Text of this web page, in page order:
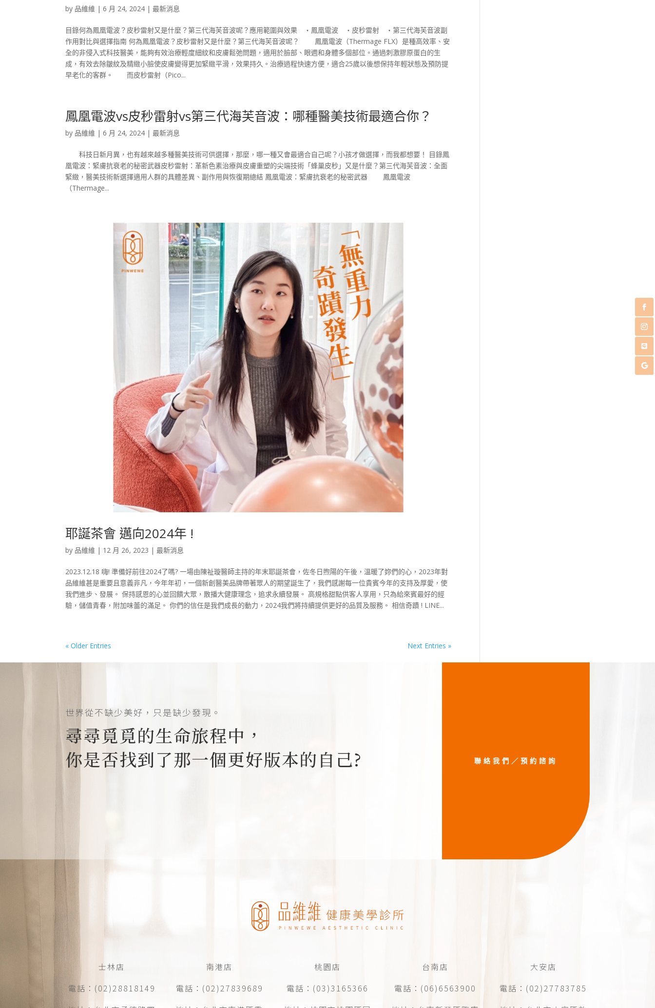
by 品維維 |6 月 24, 2024 |最新消息
目錄何為鳳凰電波？皮秒雷射又是什麼？第三代海芙音波呢？應用範圍與效果 ‧鳳凰電波 ‧皮秒雷射 ‧第三代海芙音波副
作用對比與選擇指南 何為鳳凰電波？皮秒雷射又是什麼？第三代海芙音波呢？ 鳳凰電波（Thermage FLX）是種高效率、安
全的非侵入式科技醫美，能夠有效治療輕度細紋和皮膚鬆弛問題，適用於臉部、眼週和身體多個部位。通過刺激膠原蛋白的生
成，有效去除皺紋及精緻小臉使皮膚變得更加緊緻平滑，效果持久。治療過程快速方便，適合25歲以後想保持年輕狀態及預防提
早老化的客群。 而皮秒雷射（Pico...
鳳凰電波vs皮秒雷射vs第三代海芙音波：哪種醫美技術最適合你？
by 品維維 |6 月 24, 2024 |最新消息
科技日新月異，也有越來越多種醫美技術可供選擇，那麼，哪一種又會最適合自己呢？小孩才做選擇，而我都想要！ 目錄鳳
凰電波：緊膚抗衰老的秘密武器皮秒雷射：革新色素治療與皮膚重塑的尖端技術「蜂巢皮秒」又是什麼？第三代海芙音波：全面
緊緻，醫美技術新選擇適用人群的具體差異、副作用與恢復期總結 鳳凰電波：緊膚抗衰老的秘密武器 鳳凰電波
（Thermage...
耶誕茶會 邁向2024年 !
by 品維維 | 12 月 26, 2023 |最新消息
2023.12.18 嗨! 準備好前往2024了嗎? 一場由陳祉璇醫師主持的年末耶誕茶會，佐冬日煦陽的午後，溫暖了妳們的心，2023年對
品維維甚是重要且意義非凡，今年年初，一個新創醫美品牌帶著眾人的期望誕生了，我們感謝每一位貴賓今年的支持及厚愛，使
我們進步、發展。 保持感恩的心並回饋大眾，散播大健康理念，追求永續發展。 高規格甜點供客人享用，只為給來賓最好的經
驗，儲值青春，附加味蕾的滿足。 你們的信任是我們成長的動力，2024我們將持續提供更好的品質及服務。 相信奇蹟 ! LINE...
« Older Entries Next Entries »
世界從不缺少美好，只是缺少發現。
尋尋覓覓的生命旅程中，
你是否找到了那一個更好版本的自己?
聯絡我們／預約諮詢
士林店
電話：(02)28818149
南港店
電話：(02)27839689
桃園店
電話：(03)3165366
台南店
電話：(06)6563900
大安店
電話：(02)27783785